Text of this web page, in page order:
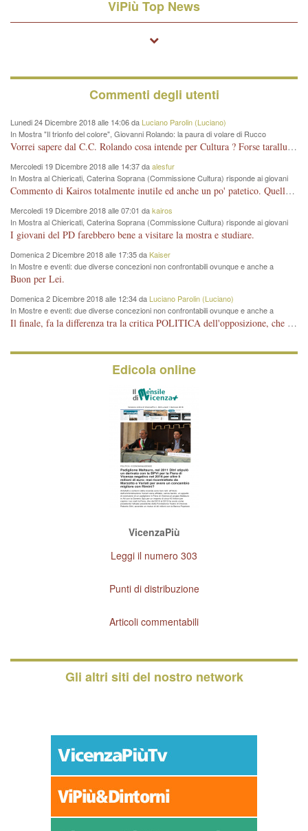
ViPiù Top News
Commenti degli utenti
Lunedi 24 Dicembre 2018 alle 14:06 da Luciano Parolin (Luciano)
In Mostra "Il trionfo del colore", Giovanni Rolando: la paura di volare di Rucco
Vorrei sapere dal C.C. Rolando cosa intende per Cultura ? Forse tarallucci, vino e sagre, o spaghetti tricolori del PD ? Il continuo (s)parlare della mostra a Palazzo Chiericati caro consigliere DANNEGGIA FORTEMENTE l'immagine della città TUTTA e fa deviare i consensi che in RUSSIA (badi bene ex U.R.S.S.) sono ECCELLENTI. A livello artistico l'evento è di alta Valenza culturale, COMPITO di Tutta la Cittadinanza fare il possibile per propagandare l'iniziativa senza farne UN CASO PARTITICO come fa Lei da sempre. Meno Gazebo + Partecipazione! E così sia. Amen.
Mercoledi 19 Dicembre 2018 alle 14:37 daalesfur
In Mostra al Chiericati, Caterina Soprana (Commissione Cultura) risponde ai giovani
del Pd: "realizzata a costo zero per il Comune"
Commento di Kairos totalmente inutile ed anche un po' patetico. Quella che è completamente mancata è stata la promozione internazionale dell'evento effettuata da chi lo sa fare, l'amministrazione in questo è stata totalmente assente relegando al provincialismo una mostra che meritava ben altre platee ed i risultati sono sotto gli occhi di tutti. Su questo bisogna parlare, il fatto di averla organizzata al Chiericati certo non ha aiutato ma è un aspetto secondario rispetto a quello della promozione. In città con le mostre organizzate da Goldin - che certo ha fatto principalmente i suoi interessi, ma ne ha comunque beneficiato la città in immagine e commercio per il centro - arrivavano giornalmente pullman carichi di turisti. Dove sono i turisti ora?
Mercoledi 19 Dicembre 2018 alle 07:01 dakairos
In Mostra al Chiericati, Caterina Soprana (Commissione Cultura) risponde ai giovani
del Pd: "realizzata a costo zero per il Comune"
I giovani del PD farebbero bene a visitare la mostra e studiare.
Domenica 2 Dicembre 2018 alle 17:35 daKaiser
In Mostre e eventi: due diverse concezioni non confrontabili ovunque e anche a
Vicenza
Buon per Lei.
Domenica 2 Dicembre 2018 alle 12:34 da Luciano Parolin (Luciano)
In Mostre e eventi: due diverse concezioni non confrontabili ovunque e anche a
Vicenza
Il finale, fa la differenza tra la critica POLITICA dell'opposizione, che ha perso le elezioni ed è minoranza e non trova altri argomenti per politicizzare sul sito qua o là ? La critica d'arte invece è un'altra cosa che lascio agli altri. Per ora mi basta la lezione magistrale del prof. Giulianati.
Edicola online
VicenzaPiù
Leggi il numero 303
Punti di distribuzione
Articoli commentabili
Gli altri siti del nostro network